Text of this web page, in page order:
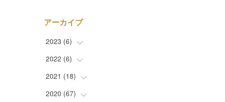
アーカイブ
2023 (6)
(1
(5)
2022 (6)
(1)
(1)
2021 (18)
(2)
2020 (67)